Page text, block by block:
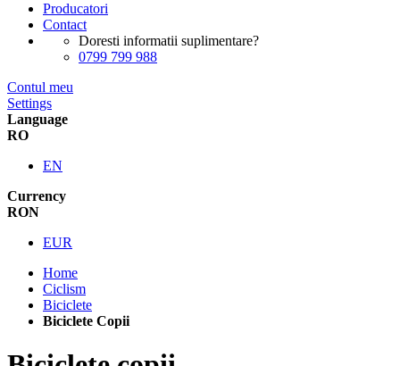
Producatori
Contact
Doresti informatii suplimentare?
0799 799 988
Contul meu
Settings
Language
RO
EN
Currency
RON
EUR
Home
Ciclism
Biciclete
Biciclete Copii